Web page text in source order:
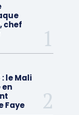
chef
le Mali
Faye